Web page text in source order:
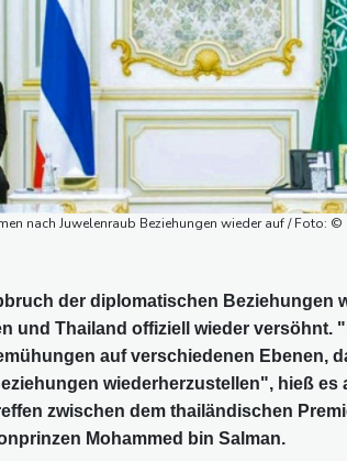
nach Juwelenraub Beziehungen wieder auf / Foto: ©
der diplomatischen Beziehungen
und Thailand offiziell wieder versöhnt.
auf verschiedenen Ebenen,
wiederherzustellen", hieß es
zwischen dem thailändischen
Mohammed bin Salman.